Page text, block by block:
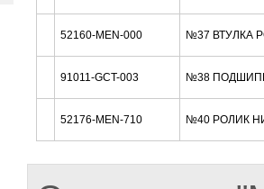
52160-MEN-000 №37 ВТУЛКА
91011-GCT-003 №38
52176-MEN-710 №40 РОЛИК